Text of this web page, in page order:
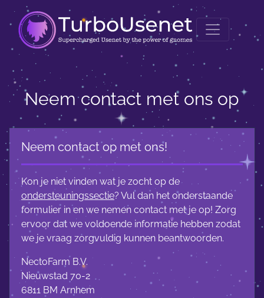
Neem contact met ons op
Neem contact op met ons!
Kon je niet vinden wat je zocht op de
ondersteuningssectie? Vul dan het onderstaande
formulier in en we nemen contact met je op! Zorg
ervoor dat we voldoende informatie hebben zodat
we je vraag zorgvuldig kunnen beantwoorden.
NectoFarm B.V.
Nieuwstad 70-2
6811 BM Arnhem